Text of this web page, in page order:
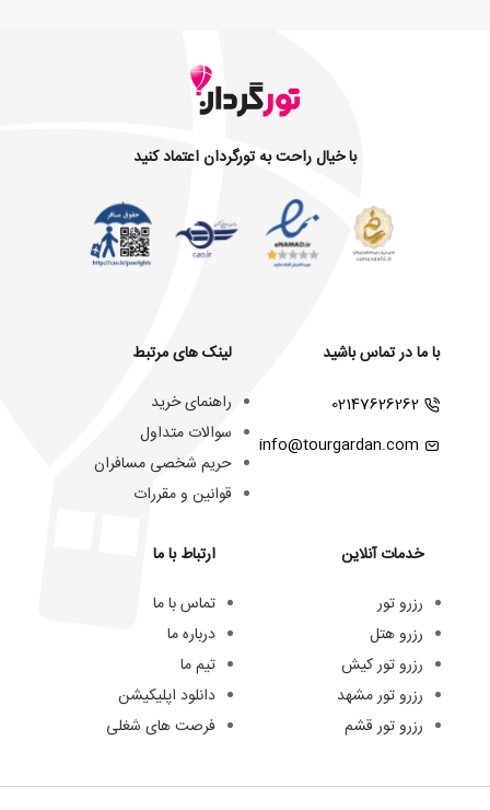
با خیال راحت به تورگردان اعتماد کنید
با ما در تماس باشید
02147626262
info@tourgardan.com
خدمات آنلاین
رزرو تور
رزرو هتل
رزرو تور کیش
رزرو تور مشهد
رزرو تور قشم
لینک های مرتبط
راهنمای خرید
سوالات متداول
حریم شخصی مسافران
قوانین و مقررات
ارتباط با ما
تماس با ما
درباره ما
تیم ما
دانلود اپلیکیشن
فرصت های شغلی